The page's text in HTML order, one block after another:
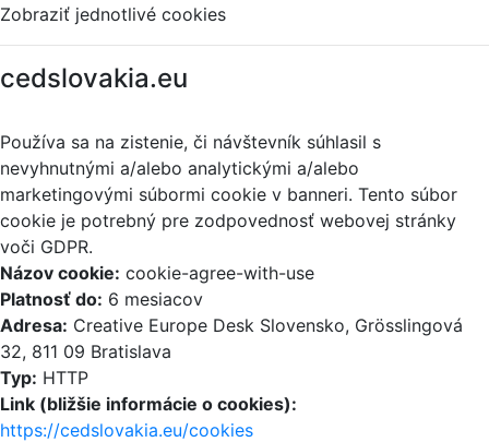
Zobraziť jednotlivé cookies
cedslovakia.eu
Používa sa na zistenie, či návštevník súhlasil s
nevyhnutnými a/alebo analytickými a/alebo
marketingovými súbormi cookie v banneri. Tento súbor
cookie je potrebný pre zodpovednosť webovej stránky
voči GDPR.
Názov cookie: cookie-agree-with-use
Platnosť do: 6 mesiacov
Adresa: Creative Europe Desk Slovensko, Grösslingová
32, 811 09 Bratislava
Typ: HTTP
Link (bližšie informácie o cookies):
https://cedslovakia.eu/cookies